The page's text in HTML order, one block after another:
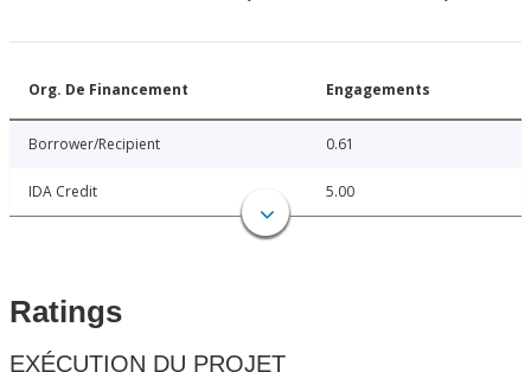
Org. De Financement Engagements
Borrower/Recipient 0.61
IDA Credit 5.00
Ratings
EXÉCUTION DU PROJET